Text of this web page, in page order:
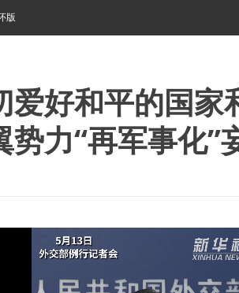
版
爱好和平的国家
力“再军事化”